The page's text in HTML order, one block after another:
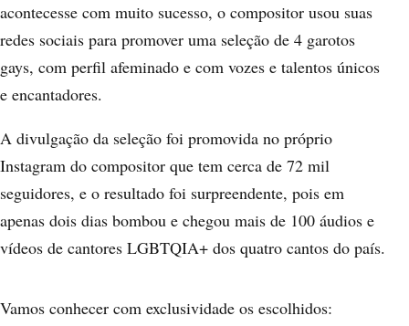
acontecesse com muito sucesso, o compositor usou suas
redes sociais para promover uma seleção de 4 garotos
gays, com perfil afeminado e com vozes e talentos únicos
e encantadores.
A divulgação da seleção foi promovida no próprio
Instagram do compositor que tem cerca de 72 mil
seguidores, e o resultado foi surpreendente, pois em
apenas dois dias bombou e chegou mais de 100 áudios e
vídeos de cantores LGBTQIA+ dos quatro cantos do país.
Vamos conhecer com exclusividade os escolhidos: